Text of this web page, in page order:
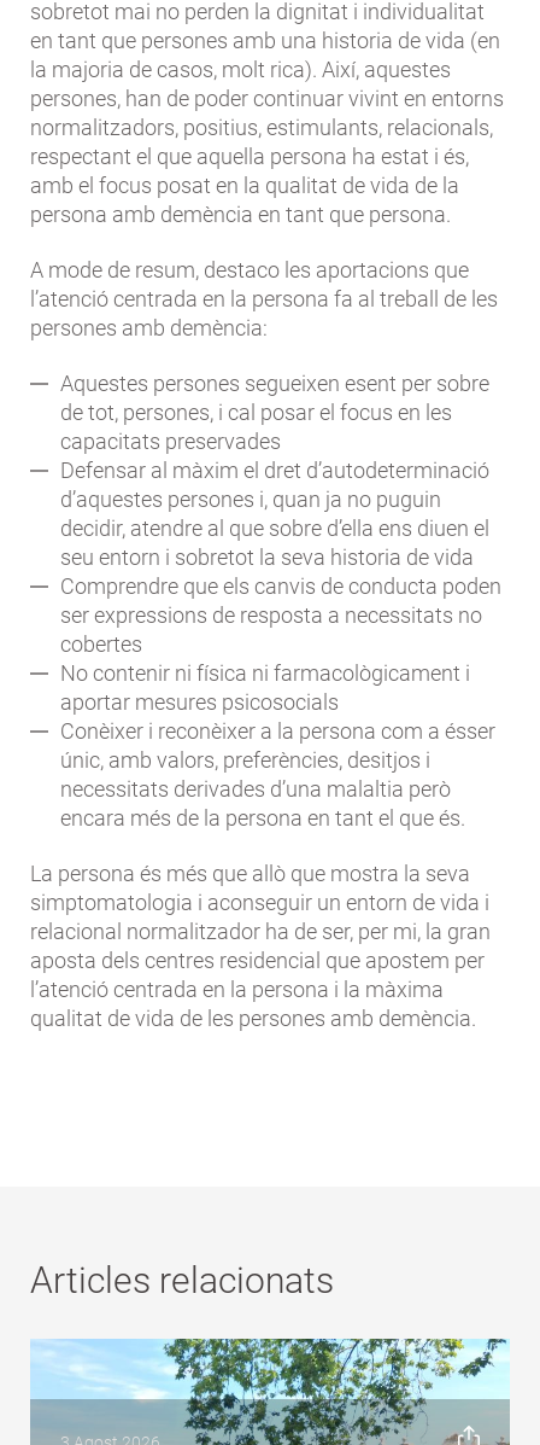
sobretot mai no perden la dignitat i individualitat
en tant que persones amb una historia de vida (en
la majoria de casos, molt rica). Així, aquestes
persones, han de poder continuar vivint en entorns
normalitzadors, positius, estimulants, relacionals,
respectant el que aquella persona ha estat i és,
amb el focus posat en la qualitat de vida de la
persona amb demència en tant que persona.
A mode de resum, destaco les aportacions que
l’atenció centrada en la persona fa al treball de les
persones amb demència:
Aquestes persones segueixen esent per sobre
de tot, persones, i cal posar el focus en les
capacitats preservades
Defensar al màxim el dret d’autodeterminació
d’aquestes persones i, quan ja no puguin
decidir, atendre al que sobre d’ella ens diuen el
seu entorn i sobretot la seva historia de vida
Comprendre que els canvis de conducta poden
ser expressions de resposta a necessitats no
cobertes
No contenir ni física ni farmacològicament i
aportar mesures psicosocials
Conèixer i reconèixer a la persona com a ésser
únic, amb valors, preferències, desitjos i
necessitats derivades d’una malaltia però
encara més de la persona en tant el que és.
La persona és més que allò que mostra la seva
simptomatologia i aconseguir un entorn de vida i
relacional normalitzador ha de ser, per mi, la gran
aposta dels centres residencial que apostem per
l’atenció centrada en la persona i la màxima
qualitat de vida de les persones amb demència.
Articles relacionats